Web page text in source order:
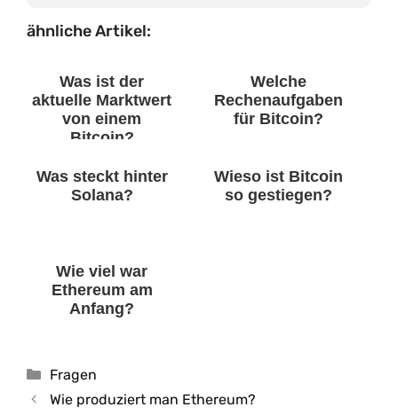
ähnliche Artikel:
Was ist der
aktuelle Marktwert
von einem
Bitcoin?
Welche
Rechenaufgaben
für Bitcoin?
Was steckt hinter
Solana?
Wieso ist Bitcoin
so gestiegen?
Wie viel war
Ethereum am
Anfang?
Kategorien
Fragen
Wie produziert man Ethereum?